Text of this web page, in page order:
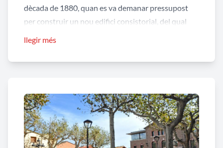
dècada de 1880, quan es va demanar pressupost
per construir un nou edifici consistorial, del qual
l’Ajuntament, però no fou fins l’any 1926 que es va
reactivar el projecte. L’edificació finalment es va
tirar endavant amb un crèdit demanat l’any 1927
iel 1928 s’iniciaren les obres.
llegir més